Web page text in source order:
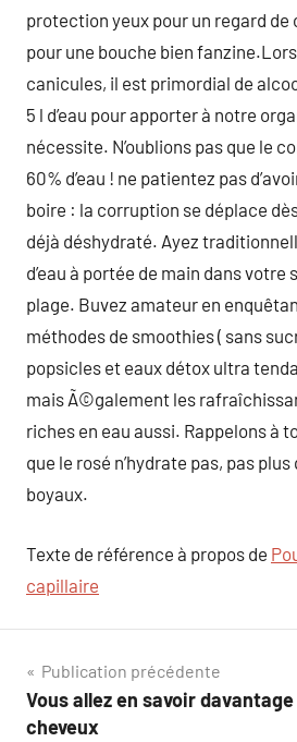
protection yeux pour un regard
pour une bouche bien
canicules, il est primordial de
5 l d’eau pour apporter à notre
nécessite. N’oublions pas que le
60% d’eau ! ne patientez pas
boire : la corruption se déplace
déjà déshydraté. Ayez
d’eau à portée de main dans votre
plage. Buvez amateur en
méthodes de smoothies ( sans
popsicles et eaux détox ultra
mais Ã©galement les
riches en eau aussi. Rappelons à
que le rosé n’hydrate pas, pas
boyaux.
Texte de référence à propos de
capillaire
Navigation
de
Publication précédente
Vous allez en savoir
cheveux